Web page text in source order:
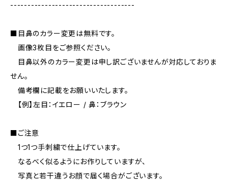
------------------------------------
■目鼻のカラー変更は無料です。
画像3枚目をご参照ください。
目鼻以外のカラー変更は申し訳ございませんが対応しておりま
せん。
備考欄に記載をお願いいたします。
【例】左目：イエロー / 鼻：ブラウン
■ご注意
1つ1つ手刺繍で仕上げています。
なるべく似るようにお作りしていますが、
写真と若干違うお顔で届く場合がございます。